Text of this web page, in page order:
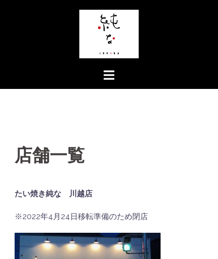
店舗一覧
たい焼き純な 川越店
※2022年4月24日移転準備のため閉店